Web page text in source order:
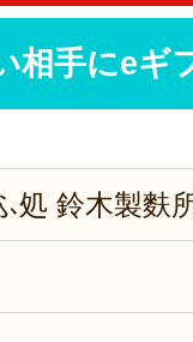
相手にeギ
処 鈴木製麩